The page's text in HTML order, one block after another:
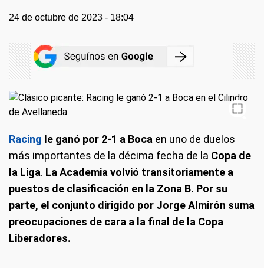
24 de octubre de 2023 - 18:04
Racing le ganó por 2-1 a Boca en uno de duelos
más importantes de la décima fecha de la Copa de
la Liga. La Academia volvió transitoriamente a
puestos de clasificación en la Zona B. Por su
parte, el conjunto dirigido por Jorge Almirón suma
preocupaciones de cara a la final de la Copa
Liberadores.